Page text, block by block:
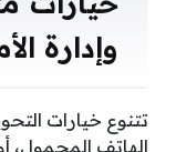
وإدارة
تتنوع خيارات